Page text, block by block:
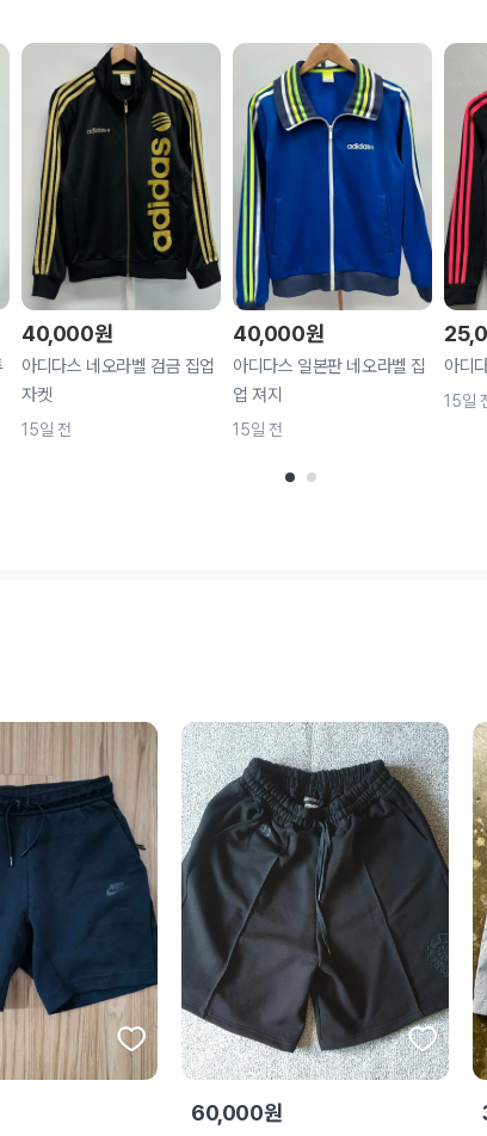
40,000원
아디다스 네오라벨 검금 집업
자켓
15일 전
40,000원
아디다스 일본판 네오라벨 집
업 져지
15일 전
아디
15일
60,000원